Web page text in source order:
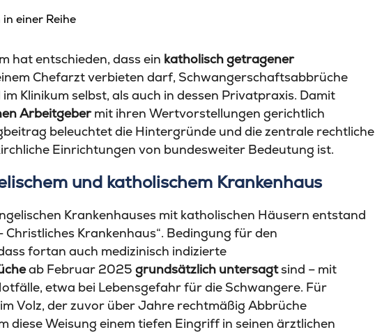
hat entschieden, dass ein katholisch getragener
Chefarzt verbieten darf, Schwangerschaftsabbrüche
Klinikum selbst, als auch in dessen Privatpraxis. Damit
Arbeitgebermit ihren Wertvorstellungen gerichtlich
beleuchtet die Hintergründe und die zentrale rechtliche
Einrichtungen von bundesweiter Bedeutung ist.
und katholischem Krankenhaus
Krankenhauses mit katholischen Häusern entstand
Christliches Krankenhaus“. Bedingung für den
fortan auch medizinisch indizierte
ab Februar 2025 grundsätzlich untersagtsind – mit
etwa bei Lebensgefahr für die Schwangere. Für
Volz, der zuvor über Jahre rechtmäßig Abbrüche
diese Weisung einem tiefen Eingriff in seinen ärztlichen